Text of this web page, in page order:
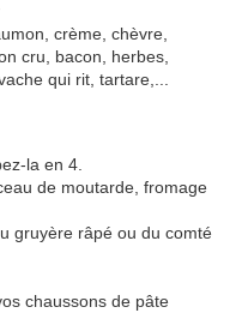
crème, chèvre,
cru, bacon, herbes,
qui rit, tartare,...
la en 4.
de moutarde, fromage
gruyère râpé ou du comté
chaussons de pâte